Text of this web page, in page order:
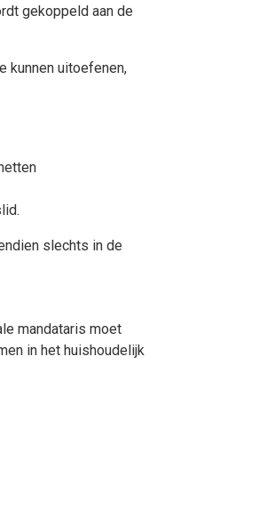
gekoppeld aan de
kunnen uitoefenen,
slechts in de
mandataris moet
in het huishoudelijk